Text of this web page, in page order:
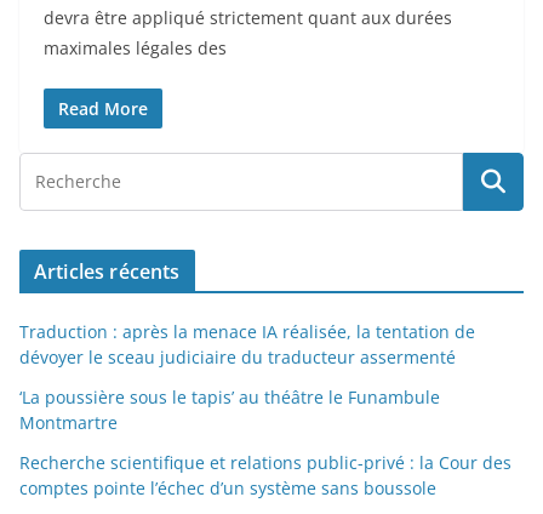
devra être appliqué strictement quant aux durées
maximales légales des
Read More
Articles récents
Traduction : après la menace IA réalisée, la tentation de
dévoyer le sceau judiciaire du traducteur assermenté
‘La poussière sous le tapis’ au théâtre le Funambule
Montmartre
Recherche scientifique et relations public-privé : la Cour des
comptes pointe l’échec d’un système sans boussole